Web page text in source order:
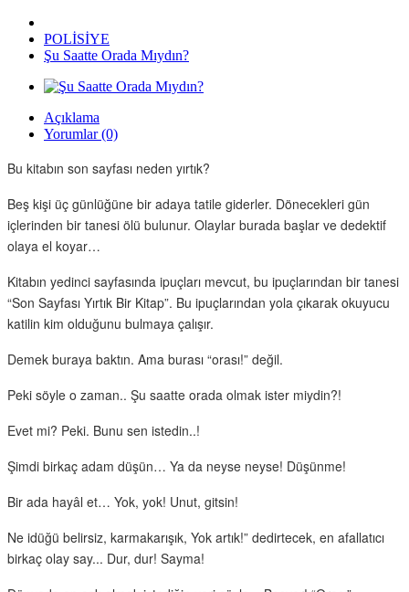
POLİSİYE
Şu Saatte Orada Mıydın?
Açıklama
Yorumlar (0)
Bu kitabın son sayfası neden yırtık?
Beş kişi üç günlüğüne bir adaya tatile giderler. Dönecekleri gün
içlerinden bir tanesi ölü bulunur. Olaylar burada başlar ve dedektif
olaya el koyar…
Kitabın yedinci sayfasında ipuçları mevcut, bu ipuçlarından bir tanesi
“Son Sayfası Yırtık Bir Kitap”. Bu ipuçlarından yola çıkarak okuyucu
katilin kim olduğunu bulmaya çalışır.
Demek buraya baktın. Ama burası “orası!” değil.
Peki söyle o zaman.. Şu saatte orada olmak ister miydin?!
Evet mi? Peki. Bunu sen istedin..!
Şimdi birkaç adam düşün… Ya da neyse neyse! Düşünme!
Bir ada hayâl et… Yok, yok! Unut, gitsin!
Ne idüğü belirsiz, karmakarışık, Yok artık!” dedirtecek, en afallatıcı
birkaç olay say... Dur, dur! Sayma!